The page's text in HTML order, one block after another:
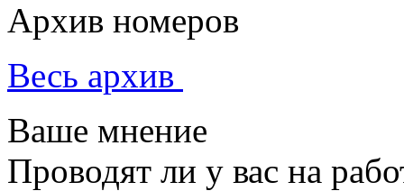
Архив номеров
Весь архив
Ваше мнение
Проводят ли у вас на